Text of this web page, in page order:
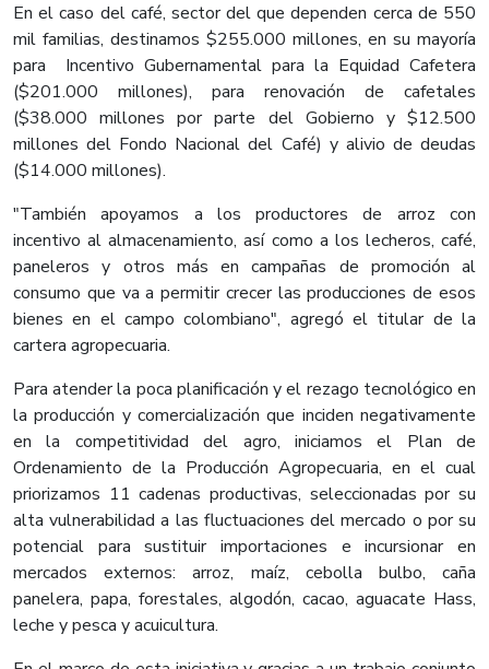
En el caso del café, sector del que dependen cerca de 550
mil familias, destinamos $255.000 millones, en su mayoría
para Incentivo Gubernamental para la Equidad Cafetera
($201.000 millones), para renovación de cafetales
($38.000 millones por parte del Gobierno y $12.500
millones del Fondo Nacional del Café) y alivio de deudas
($14.000 millones).
"También apoyamos a los productores de arroz con
incentivo al almacenamiento, así como a los lecheros, café,
paneleros y otros más en campañas de promoción al
consumo que va a permitir crecer las producciones de esos
bienes en el campo colombiano", agregó el titular de la
cartera agropecuaria.
Para atender la poca planificación y el rezago tecnológico en
la producción y comercialización que inciden negativamente
en la competitividad del agro, iniciamos el Plan de
Ordenamiento de la Producción Agropecuaria, en el cual
priorizamos 11 cadenas productivas, seleccionadas por su
alta vulnerabilidad a las fluctuaciones del mercado o por su
potencial para sustituir importaciones e incursionar en
mercados externos: arroz, maíz, cebolla bulbo, caña
panelera, papa, forestales, algodón, cacao, aguacate Hass,
leche y pesca y acuicultura.